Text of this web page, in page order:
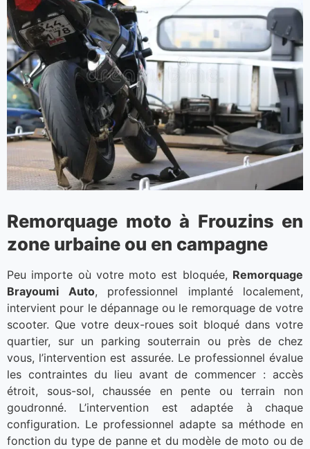
Remorquage moto à Frouzins en
zone urbaine ou en campagne
Peu importe où votre moto est bloquée, Remorquage
Brayoumi Auto, professionnel implanté localement,
intervient pour le dépannage ou le remorquage de votre
scooter. Que votre deux-roues soit bloqué dans votre
quartier, sur un parking souterrain ou près de chez
vous, l’intervention est assurée. Le professionnel évalue
les contraintes du lieu avant de commencer : accès
étroit, sous-sol, chaussée en pente ou terrain non
goudronné. L’intervention est adaptée à chaque
configuration. Le professionnel adapte sa méthode en
fonction du type de panne et du modèle de moto ou de